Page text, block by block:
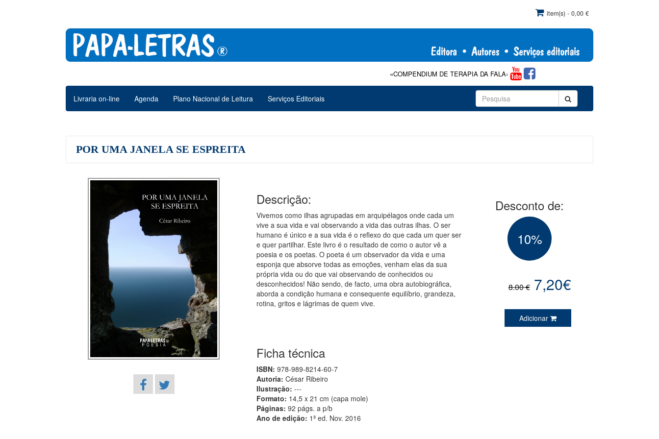
item(s) - 0,00 €
«COMPENDIUM DE TERAPIA DA FALA»: Com comercialização exclusiva pela Papa-Letras,
Livraria on-line Agenda Plano Nacional de Leitura Serviços Editoriais
POR UMA JANELA SE ESPREITA
Descrição:
Vivemos como ilhas agrupadas em arquipélagos onde cada um
vive a sua vida e vai observando a vida das outras ilhas. O ser
humano é único e a sua vida é o reflexo do que cada um quer ser
e quer partilhar. Este livro é o resultado de como o autor vê a
poesia e os poetas. O poeta é um observador da vida e uma
esponja que absorve todas as emoções, venham elas da sua
própria vida ou do que vai observando de conhecidos ou
desconhecidos! Não sendo, de facto, uma obra autobiográfica,
aborda a condição humana e consequente equilíbrio, grandeza,
rotina, gritos e lágrimas de quem vive.
Desconto de:
10%
8.00 € 7,20€
Adicionar
Ficha técnica
ISBN: 978-989-8214-60-7
Autoria: César Ribeiro
Ilustração: ---
Formato: 14,5 x 21 cm (capa mole)
Páginas: 92 págs. a p/b
Ano de edição: 1ª ed. Nov. 2016